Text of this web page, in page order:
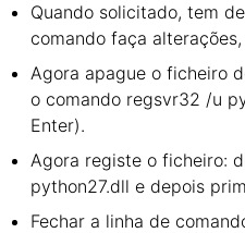
Quando solicitado, tem
comando faça
Agora apague o ficheiro
o comando regsvr32 /u
Enter).
Agora registe o ficheiro:
python27.dll e depois
Fechar a linha de